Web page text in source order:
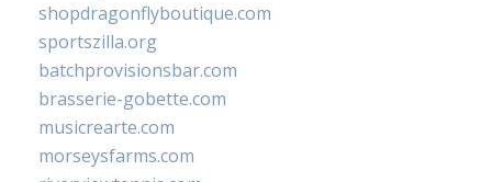
shopdragonflyboutique.com
sportszilla.org
batchprovisionsbar.com
brasserie-gobette.com
musicrearte.com
morseysfarms.com